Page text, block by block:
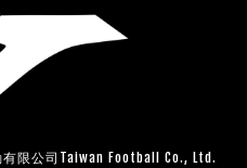
限公司Taiwan Football Co., Ltd.